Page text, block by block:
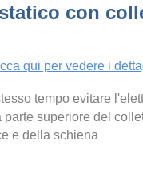
con
qui per vedere i
tempo evitare
parte superiore del
e della schiena